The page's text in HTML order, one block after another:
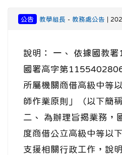
公告 教學組長 - 教務處公告 |
說明： 一、 依據國教
國署高字第
所屬機關商借高級中等
師作業原則」（以下簡
二、 為辦理旨揭業務，
度商借公立高級中等以
支援相關行政工作，說